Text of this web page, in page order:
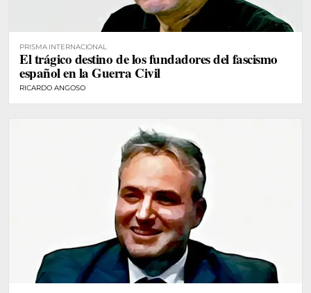
PRISMA INTERNACIONAL
El trágico destino de los fundadores del fascismo
español en la Guerra Civil
RICARDO ANGOSO